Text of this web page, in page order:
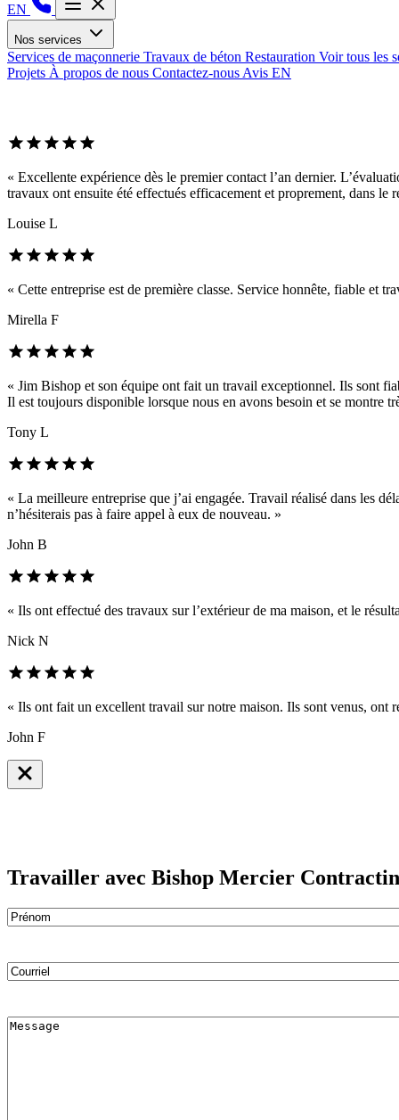
EN
Nos services
Services de maçonnerie Travaux de béton Restauration Voir tous les
Projets À propos de nous Contactez-nous Avis EN
« Excellente expérience dès le premier contact l’an dernier.
travaux ont ensuite été effectués efficacement et proprement, dans
Louise L
« Cette entreprise est de première classe. Service honnête, fiable et
Mirella F
« Jim Bishop et son équipe ont fait un travail exceptionnel. Ils sont
Il est toujours disponible lorsque nous en avons besoin et se montre
Tony L
« La meilleure entreprise que j’ai engagée. Travail réalisé dans les
n’hésiterais pas à faire appel à eux de nouveau. »
John B
« Ils ont effectué des travaux sur l’extérieur de ma maison, et le
Nick N
« Ils ont fait un excellent travail sur notre maison. Ils sont venus, ont
John F
Travailler avec Bishop Mercier
Nom(Nécessaire)
Courriel
Comments